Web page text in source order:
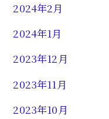
2024年2月
2024年1月
2023年12月
2023年11月
2023年10月